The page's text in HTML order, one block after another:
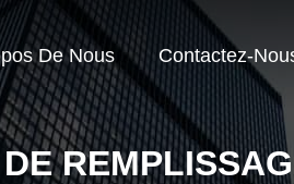
De Nous Contactez-